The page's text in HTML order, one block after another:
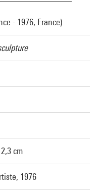
- 1976, France)
cm
1976